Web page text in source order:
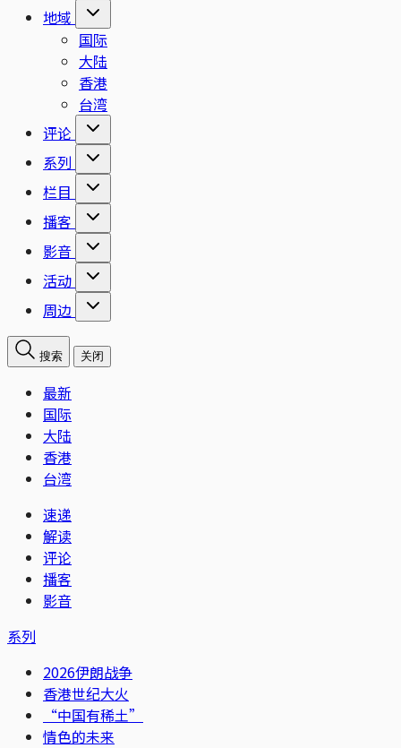
地域
国际
大陆
香港
台湾
评论
系列
栏目
播客
影音
活动
周边
搜索 关闭
最新
国际
大陆
香港
台湾
速递
解读
评论
播客
影音
系列
2026伊朗战争
香港世纪大火
“中国有稀土”
情色的未来